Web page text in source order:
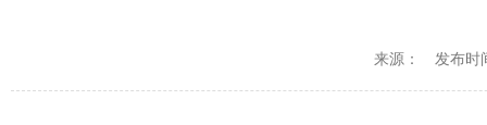
来源： 发布时